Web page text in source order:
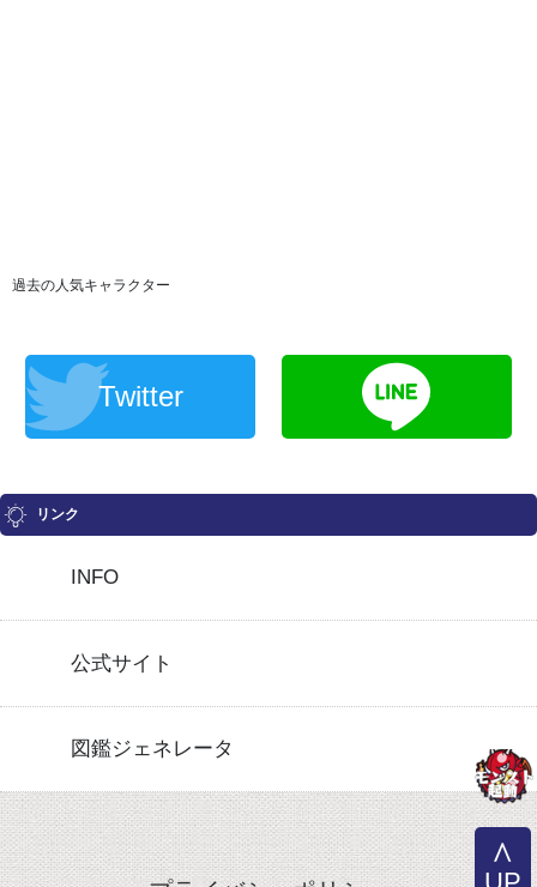
過去の人気キャラクター
Twitter
リンク
INFO
公式サイト
図鑑ジェネレータ